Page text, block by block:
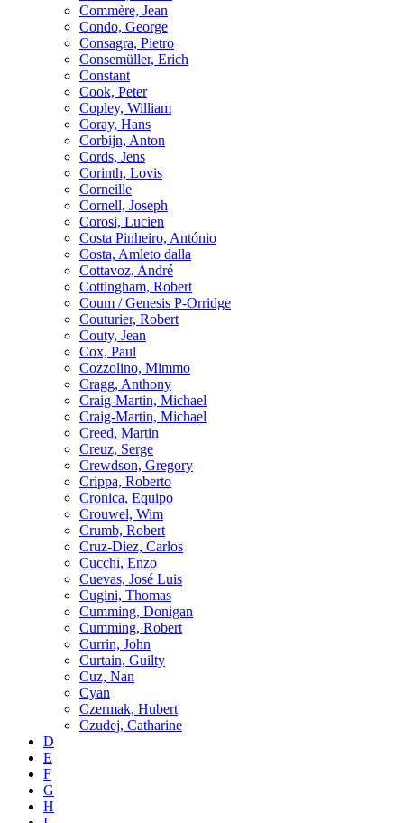
Commère, Jean
Condo, George
Consagra, Pietro
Consemüller, Erich
Constant
Cook, Peter
Copley, William
Coray, Hans
Corbijn, Anton
Cords, Jens
Corinth, Lovis
Corneille
Cornell, Joseph
Corosi, Lucien
Costa Pinheiro, António
Costa, Amleto dalla
Cottavoz, André
Cottingham, Robert
Coum / Genesis P-Orridge
Couturier, Robert
Couty, Jean
Cox, Paul
Cozzolino, Mimmo
Cragg, Anthony
Craig-Martin, Michael
Craig-Martin, Michael
Creed, Martin
Creuz, Serge
Crewdson, Gregory
Crippa, Roberto
Cronica, Equipo
Crouwel, Wim
Crumb, Robert
Cruz-Diez, Carlos
Cucchi, Enzo
Cuevas, José Luis
Cugini, Thomas
Cumming, Donigan
Cumming, Robert
Currin, John
Curtain, Guilty
Cuz, Nan
Cyan
Czermak, Hubert
Czudej, Catharine
D
E
F
G
H